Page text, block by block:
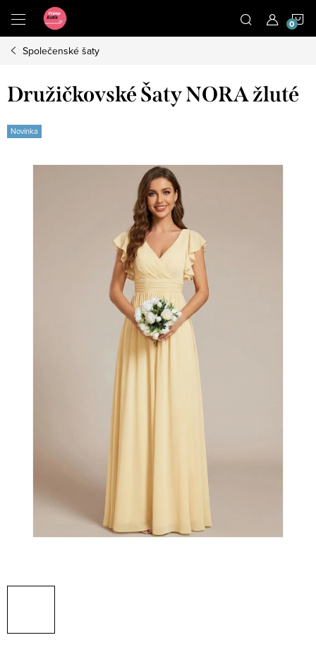
obsah
Společenské šaty
Družičkovské Šaty NORA žluté
Novinka